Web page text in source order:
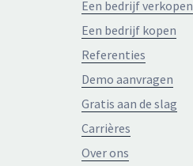
Een bedrijf verkopen
Een bedrijf kopen
Referenties
Demo aanvragen
Gratis aan de slag
Carrières
Over ons